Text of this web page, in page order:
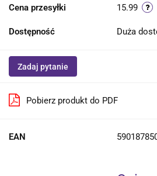
Cena przesyłki 15.99
Dostępność Duża
Zadaj pytanie
Pobierz produkt do PDF
EAN